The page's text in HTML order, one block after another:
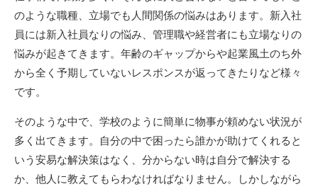
のような職種、立場でも人間関係の悩みはあります。新入社
員には新入社員なりの悩み、管理職や経営者にも立場なりの
悩みが起きてきます。年齢のギャップからや起業風土のち外
から全く予期していないレスポンスが返ってきたりなど様々
です。
そのような中で、学校のように簡単に物事が頼めない状況が
多く出てきます。自分の中で困ったら誰かが助けてくれると
いう安易な解決策はなく、分からない時は自分で解決する
か、他人に教えてもらわなければなりません。しかしながら